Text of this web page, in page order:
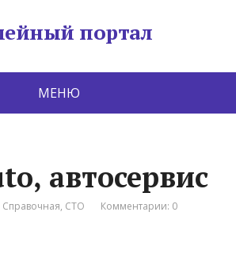
портал
МЕНЮ
автосервис
Справочная, СТО Комментарии: 0